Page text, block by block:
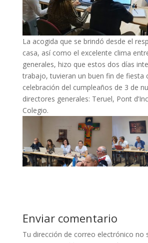
La acogida que se brindó desde el
casa, así como el excelente clima
generales, hizo que estos dos días
trabajo, tuvieran un buen fin de fiesta
celebración del cumpleaños de 3 de
directores generales: Teruel, Pont
Colegio.
Enviar comentario
Tu dirección de correo electrónico no